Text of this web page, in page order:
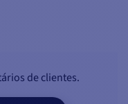
de clientes.